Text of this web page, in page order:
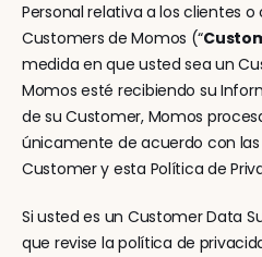
Personal relativa a los clientes
Customers de Momos (“
medida en que usted sea un
Momos esté recibiendo su
de su Customer, Momos
únicamente de acuerdo con
Customer y esta Política de
Si usted es un Customer Data
que revise la política de